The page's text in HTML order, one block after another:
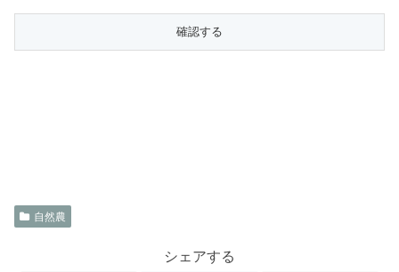
自然農
シェアする